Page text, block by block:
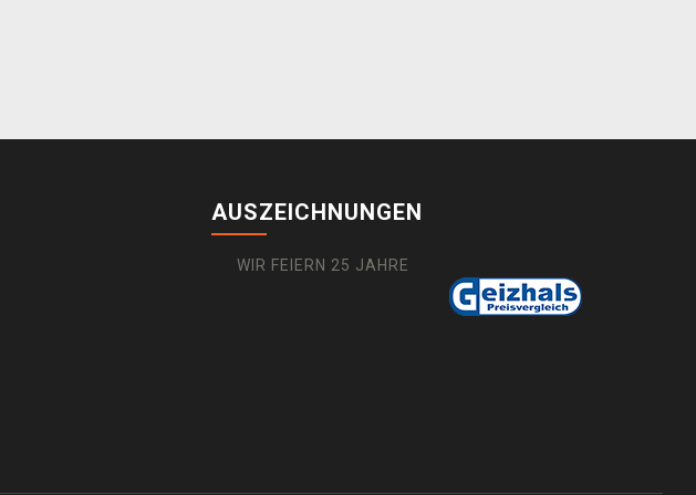
AUSZEICHNUNGEN
WIR FEIERN 25 JAHRE